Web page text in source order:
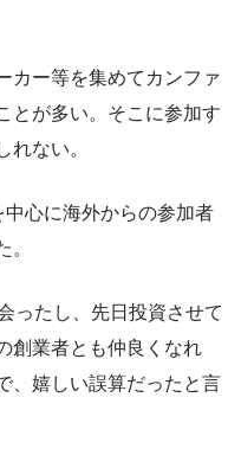
カー等を集めてカンファ
とが多い。そこに参加す
れない。
心に海外からの参加者
。
ったし、先日投資させて
創業者とも仲良くなれ
、嬉しい誤算だったと言